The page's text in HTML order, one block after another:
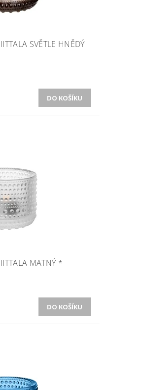
SVĚTLE HNĚDÝ
MATNÝ *